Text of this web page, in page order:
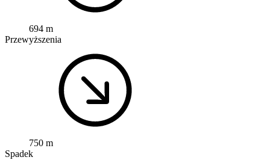
694 m
Przewyższenia
750 m
Spadek